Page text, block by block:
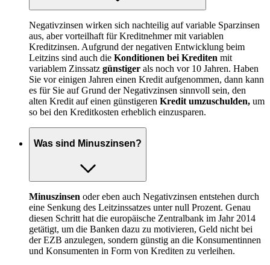
Negativzinsen wirken sich nachteilig auf variable Sparzinsen
aus, aber vorteilhaft für Kreditnehmer mit variablen
Kreditzinsen. Aufgrund der negativen Entwicklung beim
Leitzins sind auch die Konditionen bei Krediten mit
variablem Zinssatz günstiger als noch vor 10 Jahren. Haben
Sie vor einigen Jahren einen Kredit aufgenommen, dann kann
es für Sie auf Grund der Negativzinsen sinnvoll sein, den
alten Kredit auf einen günstigeren Kredit umzuschulden, um
so bei den Kreditkosten erheblich einzusparen.
Was sind Minuszinsen?
Minuszinsen oder eben auch Negativzinsen entstehen durch
eine Senkung des Leitzinssatzes unter null Prozent. Genau
diesen Schritt hat die europäische Zentralbank im Jahr 2014
getätigt, um die Banken dazu zu motivieren, Geld nicht bei
der EZB anzulegen, sondern günstig an die Konsumentinnen
und Konsumenten in Form von Krediten zu verleihen.